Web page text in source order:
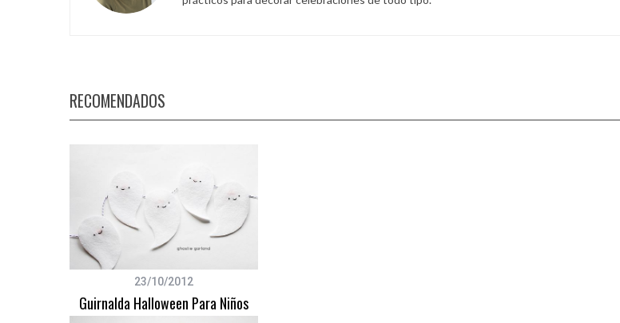
RECOMENDADOS
23/10/2012
Guirnalda Halloween Para Niños
e
r
h
o